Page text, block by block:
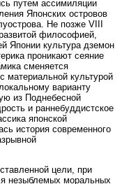
путем ассимиляции
Японских островов
Не позже VIII
философией,
Японии культура дземон
проникают сеяние
сменяется
материальной культурой
варианту
из Поднебесной
и раннебуддистское
японской
история современного
цели, при
незыблемых моральных